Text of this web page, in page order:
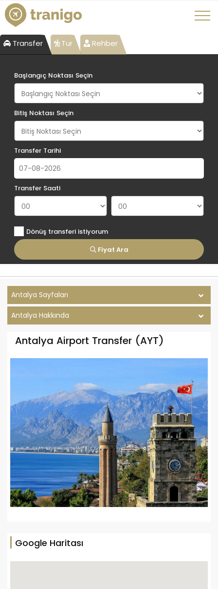
Transfer Tur Rehber
Başlangıç Noktası Seçin
Bitiş Noktası Seçin
Transfer Tarihi
Transfer Saati
Fiyat Ara
Dönüş transferi istiyorum
Antalya Sayfaları
Antalya Hakkında
Antalya Airport Transfer (AYT)
Google Haritası